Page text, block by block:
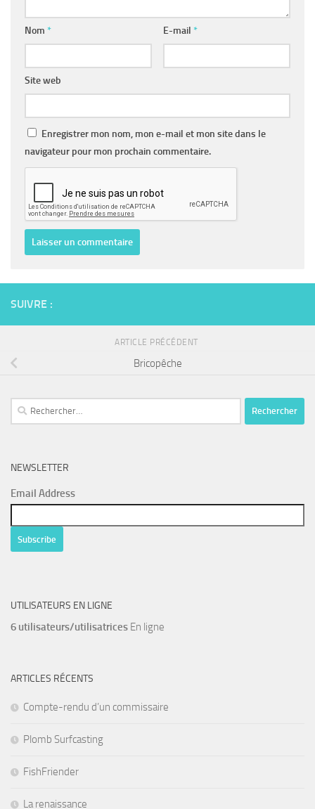
Nom * E-mail *
Site web
Enregistrer mon nom, mon e-mail et mon site dans le
navigateur pour mon prochain commentaire.
SUIVRE :
ARTICLE PRÉCÉDENT
Bricopêche
Rechercher :
NEWSLETTER
Email Address
UTILISATEURS EN LIGNE
6 utilisateurs/utilisatrices En ligne
ARTICLES RÉCENTS
Compte-rendu d’un commissaire
Plomb Surfcasting
FishFriender
La renaissance